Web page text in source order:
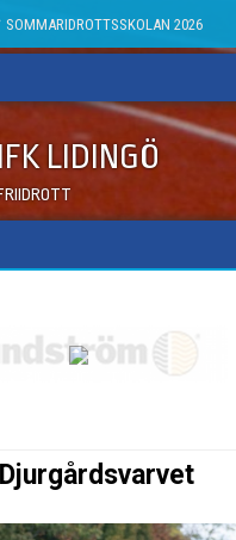
SOMMARIDROTTSSKOLAN 2026
LIDINGÖ